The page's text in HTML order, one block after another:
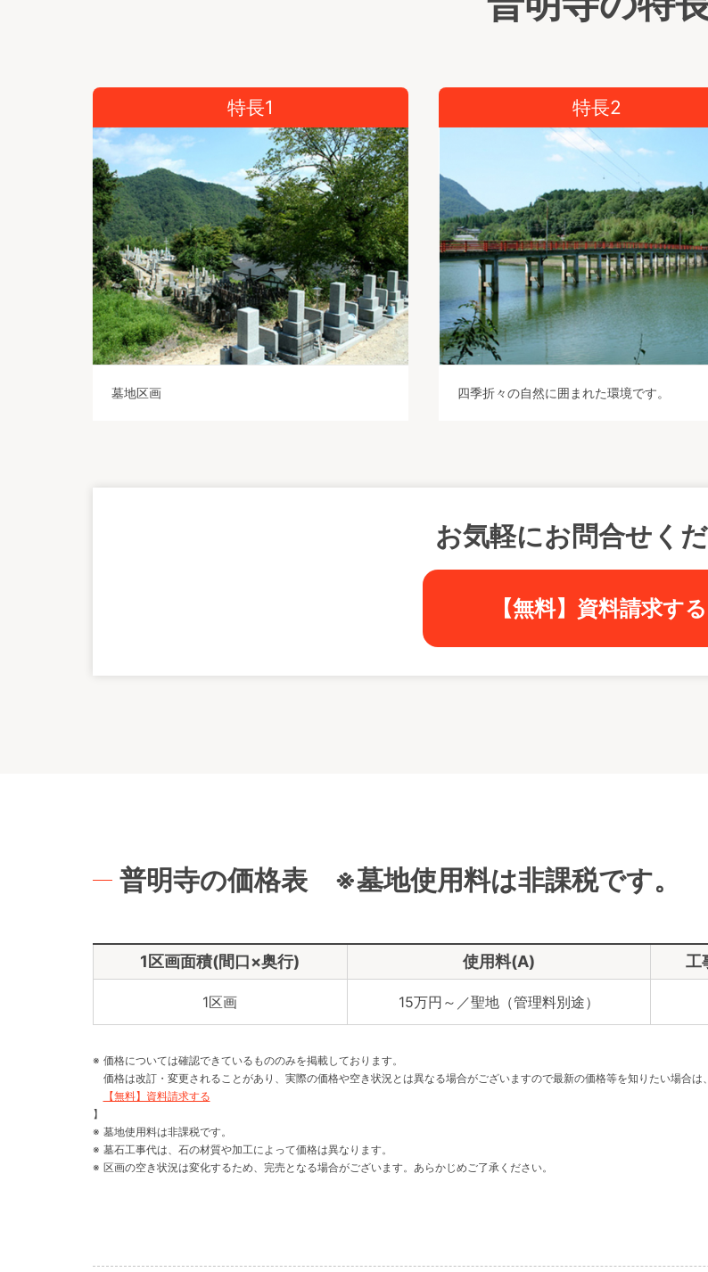
特長1
墓地区画
特長2
四季折々の自然に囲まれた環境です。
お気軽にお問合せく
【無料】資料請求する
普明寺の価格表 ※墓地使用料は非課税です。
1区画面積(間口×奥行) 使用料(A) 工
1区画 15万円～／聖地（管理料別途）
価格については確認できているもののみを掲載しております。
価格は改訂・変更されることがあり、実際の価格や空き状況とは異なる場合がございますので最新の価格等を知りたい場合は
【無料】資料請求する
】
墓地使用料は非課税です。
墓石工事代は、石の材質や加工によって価格は異なります。
区画の空き状況は変化するため、完売となる場合がございます。あらかじめご了承ください。